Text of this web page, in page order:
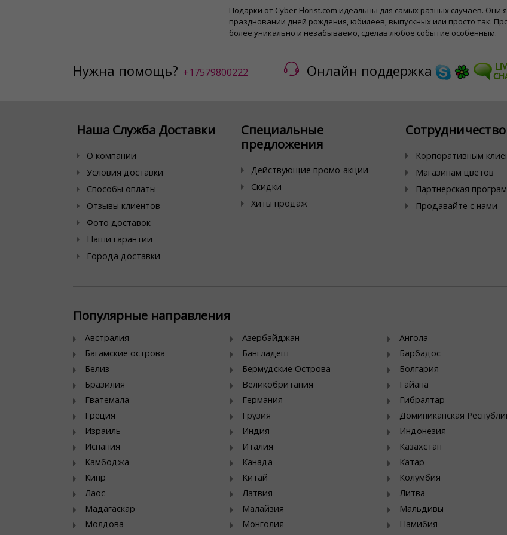
Подарки от Cyber-Florist.com идеальны для самых разных случаев.
праздновании дней рождения, юбилеев, выпускных или просто так.
более уникально и незабываемо, сделав любое событие особенным.
Нужна помощь? +17579800222 Онлайн поддержка
Наша Служба Доставки
О компании
Условия доставки
Способы оплаты
Отзывы клиентов
Фото доставок
Наши гарантии
Города доставки
Специальные
предложения
Действующие промо-акции
Скидки
Хиты продаж
Сотрудничество
Корпоративным
Магазинам цветов
Партнерская
Продавайте с нами
Популярные направления
Австралия Азербайджан Ангола
Багамские острова
Бангладеш Барбадос
Белиз
Бермудские Острова Болгария
Бразилия
Великобритания Гайана
Гватемала
Германия Гибралтар
Греция
Грузия Доминиканская
Израиль
Индия Индонезия
Испания
Италия Казахстан
Камбоджа
Канада Катар
Кипр
Китай Колумбия
Лаос
Латвия Литва
Мадагаскар
Малайзия Мальдивы
Молдова
Монголия Намибия